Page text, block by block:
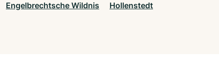
Engelbrechtsche Wildnis Hollenstedt